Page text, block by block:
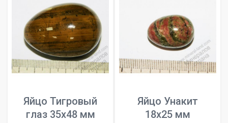
Яйцо Тигровый
глаз 35х48 мм
Яйцо Унакит
18х25 мм